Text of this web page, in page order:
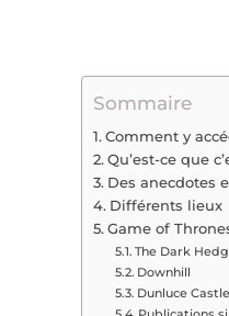
Sommaire
Comment y
Qu’est-ce que
Des anecdotes
Différents lieux
Game of
The Dark
Downhill
Dunluce Castle